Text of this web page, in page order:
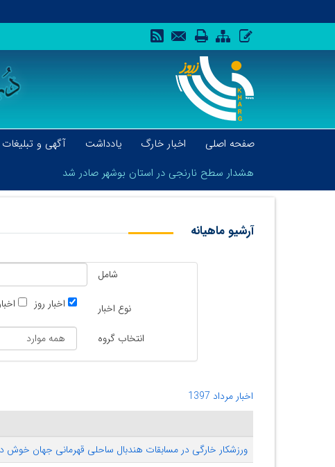
صفحه اصلی اخبار خارگ یادداشت آگهی و تبلیغات
هشدار سطح نارنجی در استان بوشهر صادر شد
هشدار سطح نارنجی در استان بوشهر صادر شد
آرشیو ماهیانه
شامل
نوع اخبار اخبار روز
انتخاب گروه
اخبار مرداد 1397
ورزشکار خارگی در مسابقات هندبال ساحلی قهرمانی جهان خوش